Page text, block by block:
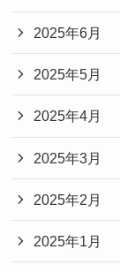
2025年6月
2025年5月
2025年4月
2025年3月
2025年2月
2025年1月